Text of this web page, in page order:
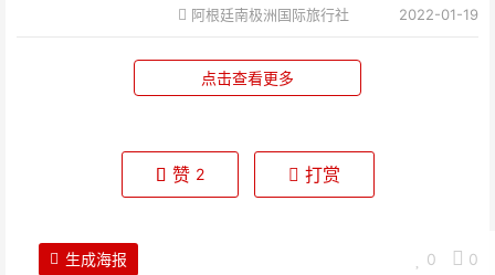
阿根廷南极洲国际旅行社 2022-01-19
点击查看更多
赞 2 打赏
0 0
生成海报